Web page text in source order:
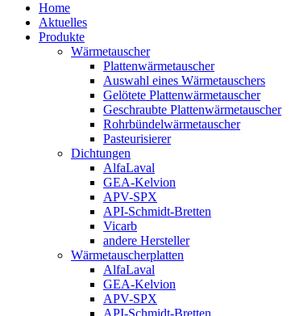
Home
Aktuelles
Produkte
Wärmetauscher
Plattenwärmetauscher
Auswahl eines Wärmetauschers
Gelötete Plattenwärmetauscher
Geschraubte Plattenwärmetauscher
Rohrbündelwärmetauscher
Pasteurisierer
Dichtungen
AlfaLaval
GEA-Kelvion
APV-SPX
API-Schmidt-Bretten
Vicarb
andere Hersteller
Wärmetauscherplatten
AlfaLaval
GEA-Kelvion
APV-SPX
API-Schmidt-Bretten